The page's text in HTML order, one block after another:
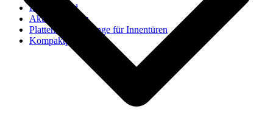
Imi-Verbund
Akustik-Platten
Platten und Rohlinge für Innentüren
Kompaktplatten